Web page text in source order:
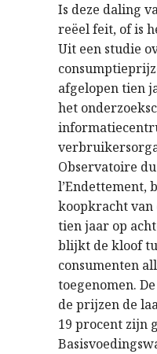
Is deze daling
reëel feit, of is
Uit een studie
afgelopen tien
het
Observatoire
l’Endettement,
koopkracht van
tien jaar op
blijkt de kloof
consumenten
toegenomen.
de prijzen de
19 procent zijn